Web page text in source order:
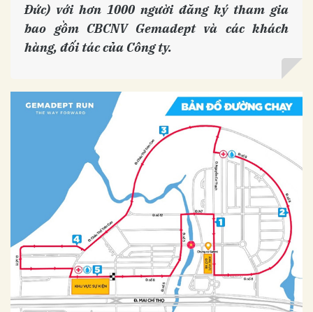
Đức) với hơn 1000 người đăng ký tham gia
bao gồm CBCNV Gemadept và các khách
hàng, đối tác của Công ty.